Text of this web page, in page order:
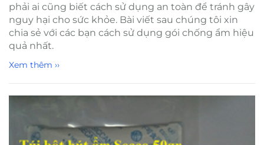
phải ai cũng biết cách sử dụng an toàn để tránh gây
nguy hại cho sức khỏe. Bài viết sau chúng tôi xin
chia sẻ với các bạn cách sử dụng gói chống ẩm hiệu
quả nhất.
Xem thêm ››